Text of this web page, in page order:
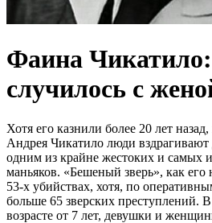
Фаина
случилось с
Хотя его казнили более 20 лет
Андрея Чикатило люди
одним из крайне жестоких и самых
маньяков. «Бешеный зверь», как
53-х убийствах, хотя, по
больше 65 зверских преступлений.
возрасте от 7 лет, девушки и